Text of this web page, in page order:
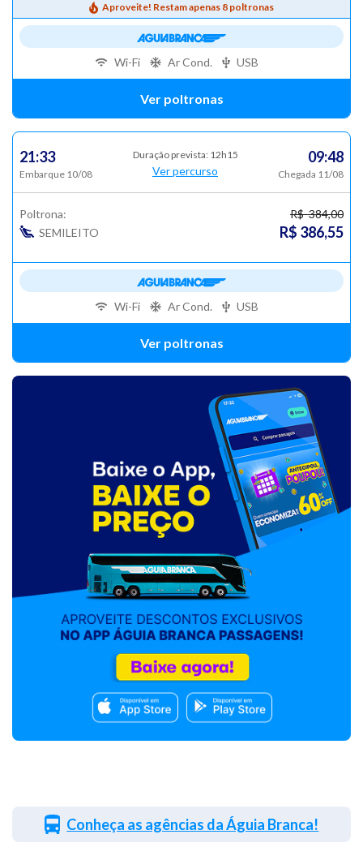
Aproveite! Restam apenas 8 poltronas
Ver poltronas
Wi-Fi Ar Cond. USB
21:33
Embarque 10/08
Duração prevista: 12h15
Ver percurso
09:48
Chegada 11/08
Poltrona:
SEMILEITO
R$ 384,00
R$ 386,55
Ver poltronas
Wi-Fi Ar Cond. USB
Conheça as agências da Águia Branca!